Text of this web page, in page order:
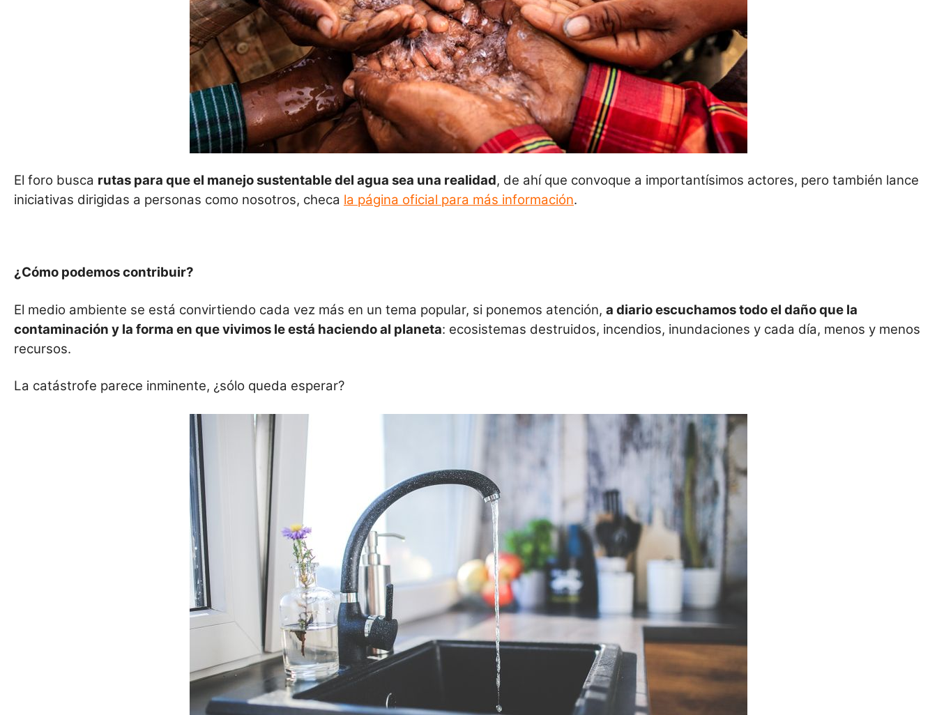
El foro busca rutas para que el manejo sustentable del agua sea una realidad, de ahí que convoque a importantísimos actores, pero también lance
iniciativas dirigidas a personas como nosotros, checa la página oficial para más información.
¿Cómo podemos contribuir?
El medio ambiente se está convirtiendo cada vez más en un tema popular, si ponemos atención, a diario escuchamos todo el daño que la
contaminación y la forma en que vivimos le está haciendo al planeta: ecosistemas destruidos, incendios, inundaciones y cada día, menos y menos
recursos.
La catástrofe parece inminente, ¿sólo queda esperar?